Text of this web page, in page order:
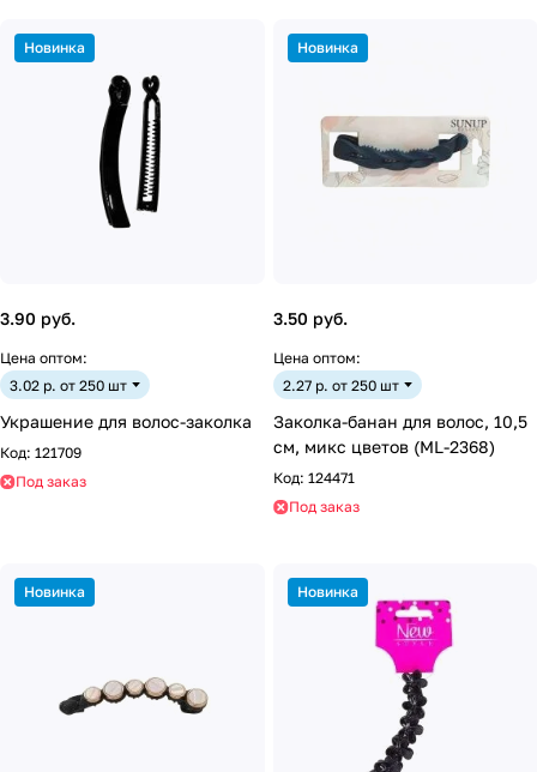
Новинка
3.90 руб.
Цена оптом:
3.02 р. от 250 шт
Украшение для волос-заколка
Код: 121709
Под заказ
Новинка
3.50 руб.
Цена оптом:
2.27 р. от 250 шт
Заколка-банан для волос, 10,5
см, микс цветов (ML-2368)
Код: 124471
Под заказ
Новинка Новинка